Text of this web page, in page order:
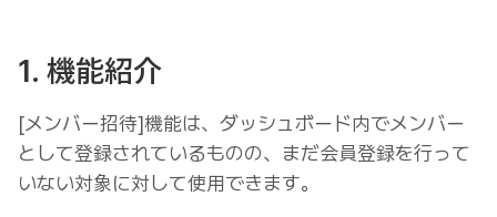
1. 機能紹介
[メンバー招待]機能は、ダッシュボード内でメンバー
として登録されているものの、まだ会員登録を行って
いない対象に対して使用できます。